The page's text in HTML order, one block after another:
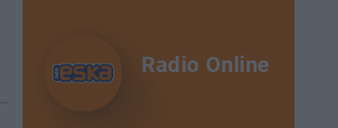
Radio Online